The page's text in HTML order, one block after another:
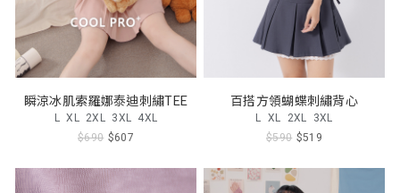
瞬涼冰肌索羅娜泰迪刺繡TEE
L XL 2XL 3XL 4XL
$690 $607
百搭方領蝴蝶刺繡背心
L XL 2XL 3XL
$590 $519